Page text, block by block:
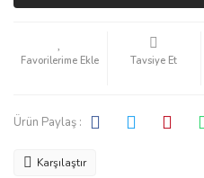
Tavsiye Et
Ürün Paylaş :
Karşılaştır